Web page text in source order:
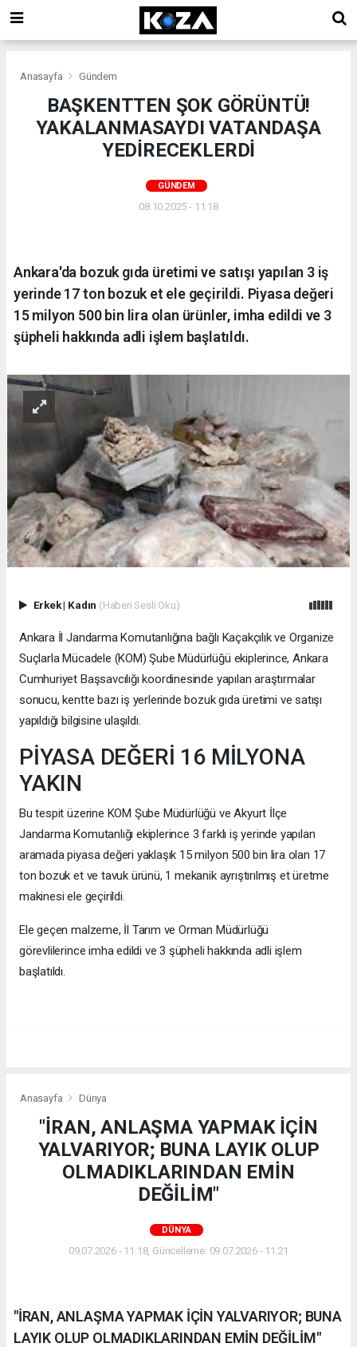
Anasayfa Gündem
BAŞKENTTEN ŞOK GÖRÜNTÜ!
YAKALANMASAYDI VATANDAŞA
YEDİRECEKLERDİ
GÜNDEM
08.10.2025 - 11:18
Ankara'da bozuk gıda üretimi ve satışı yapılan 3 iş
yerinde 17 ton bozuk et ele geçirildi. Piyasa değeri
15 milyon 500 bin lira olan ürünler, imha edildi ve 3
şüpheli hakkında adli işlem başlatıldı.
Erkek| Kadın (Haberi Sesli Oku)
Ankara İl Jandarma Komutanlığına bağlı Kaçakçılık ve Organize
Suçlarla Mücadele (KOM) Şube Müdürlüğü ekiplerince, Ankara
Cumhuriyet Başsavcılığı koordinesinde yapılan araştırmalar
sonucu, kentte bazı iş yerlerinde bozuk gıda üretimi ve satışı
yapıldığı bilgisine ulaşıldı.
PİYASA DEĞERİ 16 MİLYONA
YAKIN
Bu tespit üzerine KOM Şube Müdürlüğü ve Akyurt İlçe
Jandarma Komutanlığı ekiplerince 3 farklı iş yerinde yapılan
aramada piyasa değeri yaklaşık 15 milyon 500 bin lira olan 17
ton bozuk et ve tavuk ürünü, 1 mekanik ayrıştırılmış et üretme
makinesi ele geçirildi.
Ele geçen malzeme, İl Tarım ve Orman Müdürlüğü
görevlilerince imha edildi ve 3 şüpheli hakkında adli işlem
başlatıldı.
Anasayfa Dünya
"İRAN, ANLAŞMA YAPMAK İÇİN
YALVARIYOR; BUNA LAYIK OLUP
OLMADIKLARINDAN EMİN
DEĞİLİM"
DÜNYA
09.07.2026 - 11:18, Güncelleme: 09.07.2026 - 11:21
"İRAN, ANLAŞMA YAPMAK İÇİN YALVARIYOR; BUNA
LAYIK OLUP OLMADIKLARINDAN EMİN DEĞİLİM"